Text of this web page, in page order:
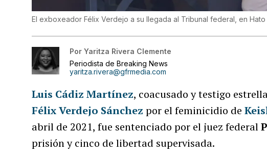
El exboxeador Félix Verdejo a su llegada al Tribunal federal, en Hato
Por Yaritza Rivera Clemente
Periodista de Breaking News
yaritza.rivera@gfrmedia.com
Luis Cádiz Martínez, coacusado y testigo
Félix Verdejo Sánchez por el feminicidio de
abril de 2021, fue sentenciado por el juez federal
prisión y cinco de libertad supervisada.